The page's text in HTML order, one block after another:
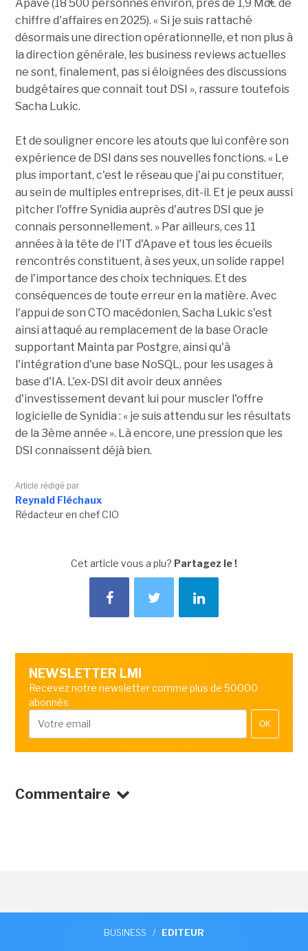
Apave (18 500 personnes environ, près de 1,9 Md€ de
chiffre d'affaires en 2025). « Si je suis rattaché
désormais une direction opérationnelle, et non plus à
la direction générale, les business reviews actuelles
ne sont, finalement, pas si éloignées des discussions
budgétaires que connaît tout DSI », rassure toutefois
Sacha Lukic.
Et de souligner encore les atouts que lui confère son
expérience de DSI dans ses nouvelles fonctions. « Le
plus important, c'est le réseau que j'ai pu constituer,
au sein de multiples entreprises, dit-il. Et je peux aussi
pitcher l'offre Synidia auprès d'autres DSI que je
connais personnellement. » Par ailleurs, ces 11
années à la tête de l'IT d'Apave et tous les écueils
rencontrés constituent, à ses yeux, un solide rappel
de l'importance des choix techniques. Et des
conséquences de toute erreur en la matière. Avec
l'appui de son CTO macédonien, Sacha Lukic s'est
ainsi attaqué au remplacement de la base Oracle
supportant Mainta par Postgre, ainsi qu'à
l'intégration d'une base NoSQL, pour les usages à
base d'IA. L'ex-DSI dit avoir deux années
d'investissement devant lui pour muscler l'offre
logicielle de Synidia : « je suis attendu sur les résultats
de la 3ème année ». Là encore, une pression que les
DSI connaissent déjà bien.
Article rédigé par
Reynald Fléchaux
Rédacteur en chef CIO
Cet article vous a plu? Partagez le !
NEWSLETTER LMI
Recevez notre newsletter comme plus de 50000
abonnés
OK
Commentaire
BUSINESS / EDITEUR